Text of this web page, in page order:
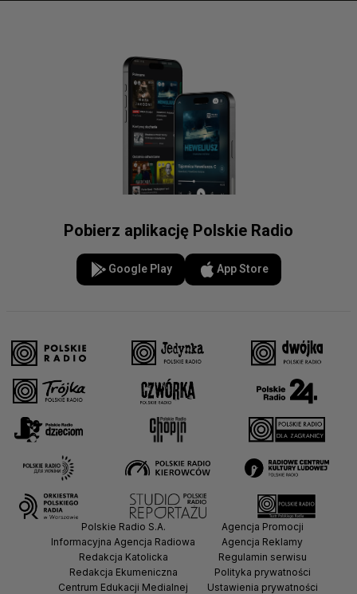
Pobierz aplikację Polskie Radio
Google Play App Store
Polskie Radio S.A.
Informacyjna Agencja Radiowa
Redakcja Katolicka
Redakcja Ekumeniczna
Centrum Edukacji Medialnej
Agencja Promocji
Agencja Reklamy
Regulamin serwisu
Polityka prywatności
Ustawienia prywatności